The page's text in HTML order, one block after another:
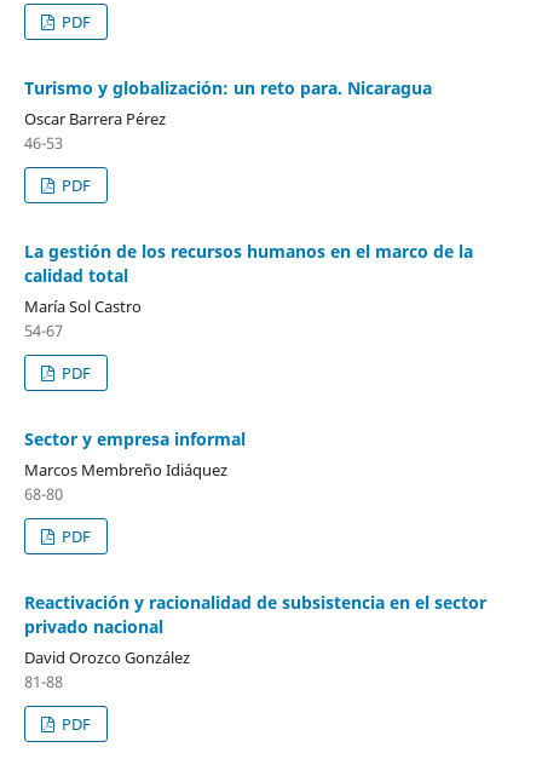
PDF
Turismo y globalización: un reto para. Nicaragua
Oscar Barrera Pérez
46-53
PDF
La gestión de los recursos humanos en el marco de la
calidad total
María Sol Castro
54-67
PDF
Sector y empresa informal
Marcos Membreño Idiáquez
68-80
PDF
Reactivación y racionalidad de subsistencia en el sector
privado nacional
David Orozco González
81-88
PDF